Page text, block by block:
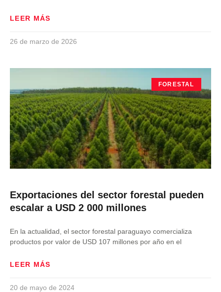
LEER MÁS
26 de marzo de 2026
FORESTAL
Exportaciones del sector forestal pueden
escalar a USD 2 000 millones
En la actualidad, el sector forestal paraguayo comercializa
productos por valor de USD 107 millones por año en el
LEER MÁS
20 de mayo de 2024